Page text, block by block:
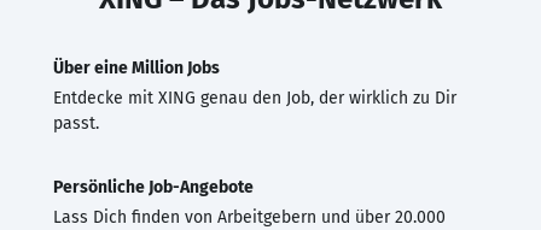
Über eine Million Jobs
Entdecke mit XING genau den Job, der wirklich zu Dir
passt.
Persönliche Job-Angebote
Lass Dich finden von Arbeitgebern und über 20.000